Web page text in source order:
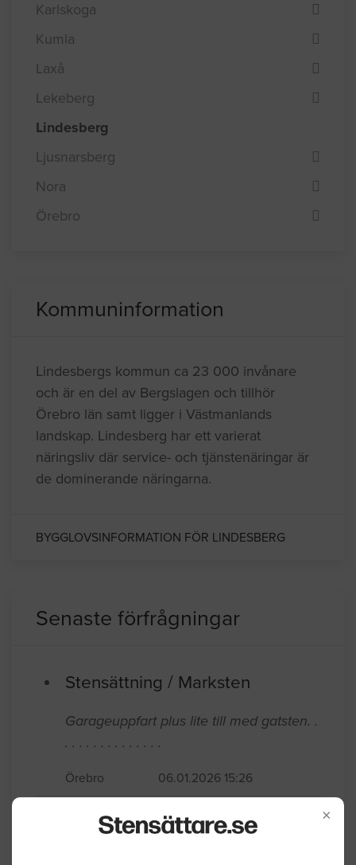
×
Karlskoga
Kumla
Laxå
Lekeberg
Lindesberg
Ljusnarsberg
Nora
Örebro
Kommuninformation
Lindesbergs kommun ca 23 000 invånare
och är en del av Bergslagen och tillhör
Örebro län samt ligger i Västmanlands
landskap. Lindesberg har ett varierat
näringsliv där service- och tjänstenäringar är
de dominerande näringarna.
BYGGLOVSINFORMATION FÖR LINDESBERG
Senaste förfrågningar
Stensättning / Marksten
Garageuppfart plus lite till med gatsten. .
. . . . . . . . . . . . . .
Örebro 06.01.2026 15:26
Stensättning / Marksten